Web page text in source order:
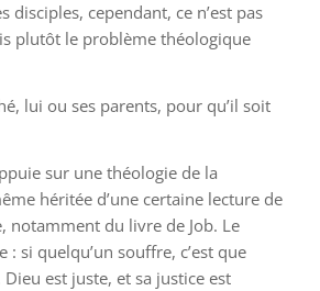
disciples, cependant, ce n’est pas
plutôt le problème théologique
lui ou ses parents, pour qu’il soit
sur une théologie de la
héritée d’une certaine lecture de
notamment du livre de Job. Le
: si quelqu’un souffre, c’est que
Dieu est juste, et sa justice est